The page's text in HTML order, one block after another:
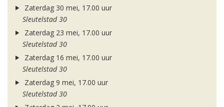
Zaterdag 30 mei, 17.00 uur
Sleutelstad 30
Zaterdag 23 mei, 17.00 uur
Sleutelstad 30
Zaterdag 16 mei, 17.00 uur
Sleutelstad 30
Zaterdag 9 mei, 17.00 uur
Sleutelstad 30